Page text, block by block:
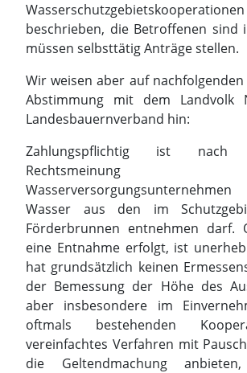
beschrieben, die Betroffenen sind
müssen selbsttätig Anträge stellen.
Wir weisen aber auf
Abstimmung mit dem Landvolk
Landesbauernverband hin:
Zahlungspflichtig ist nach
Wasser aus den im
Förderbrunnen entnehmen darf.
eine Entnahme erfolgt, ist
hat grundsätzlich keinen
der Bemessung der Höhe des
aber insbesondere im
oftmals bestehenden
vereinfachtes Verfahren mit
die Geltendmachung